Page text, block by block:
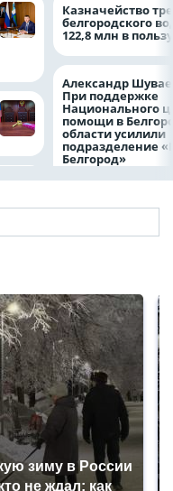
Казначейство
белгородского
122,8 млн в
Александр
При поддержке
Национального
помощи в
области усилили
подразделение
Белгород»
зиму в России
не ждал: как